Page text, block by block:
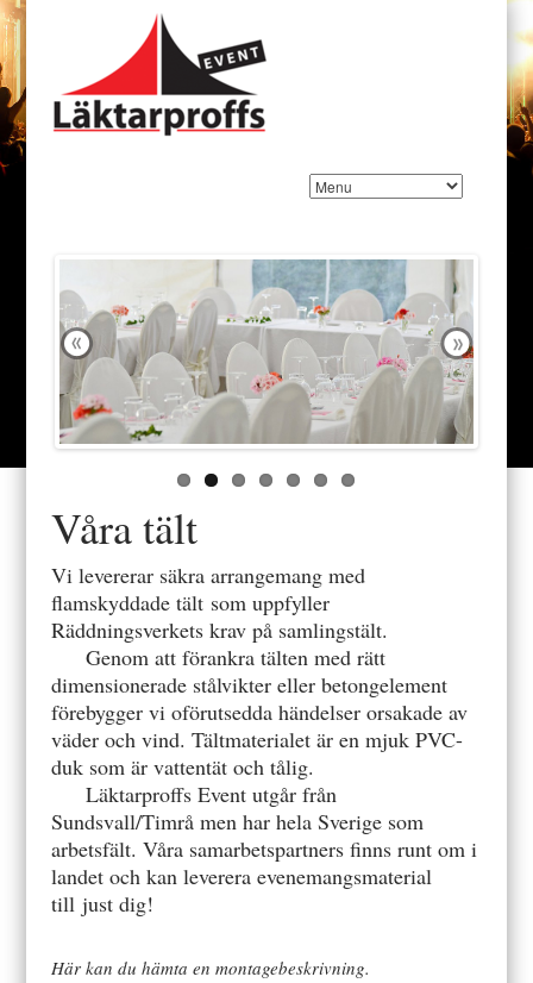
Våra tält
Vi levererar säkra arrangemang med
flamskyddade tält som uppfyller
Räddningsverkets krav på samlingstält.
Genom att förankra tälten med rätt
dimensionerade stålvikter eller betongelement
förebygger vi oförutsedda händelser orsakade av
väder och vind. Tältmaterialet är en mjuk PVC-
duk som är vattentät och tålig.
Läktarproffs Event utgår från
Sundsvall/Timrå men har hela Sverige som
arbetsfält. Våra samarbetspartners finns runt om i
landet och kan leverera evenemangsmaterial
till just dig!
Här kan du hämta en montagebeskrivning.